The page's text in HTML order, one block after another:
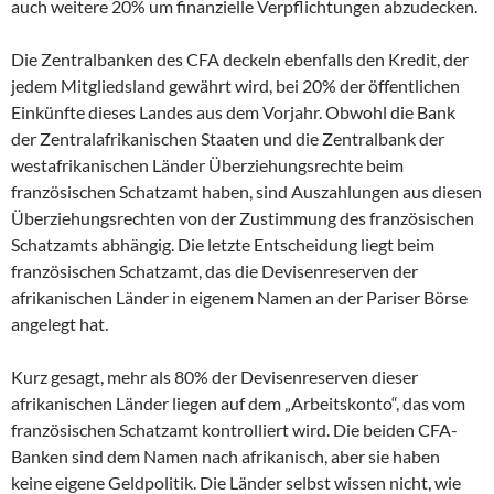
auch weitere 20% um finanzielle Verpflichtungen abzudecken.
Die Zentralbanken des CFA deckeln ebenfalls den Kredit, der
jedem Mitgliedsland gewährt wird, bei 20% der öffentlichen
Einkünfte dieses Landes aus dem Vorjahr. Obwohl die Bank
der Zentralafrikanischen Staaten und die Zentralbank der
westafrikanischen Länder Überziehungsrechte beim
französischen Schatzamt haben, sind Auszahlungen aus diesen
Überziehungsrechten von der Zustimmung des französischen
Schatzamts abhängig. Die letzte Entscheidung liegt beim
französischen Schatzamt, das die Devisenreserven der
afrikanischen Länder in eigenem Namen an der Pariser Börse
angelegt hat.
Kurz gesagt, mehr als 80% der Devisenreserven dieser
afrikanischen Länder liegen auf dem „Arbeitskonto“, das vom
französischen Schatzamt kontrolliert wird. Die beiden CFA-
Banken sind dem Namen nach afrikanisch, aber sie haben
keine eigene Geldpolitik. Die Länder selbst wissen nicht, wie